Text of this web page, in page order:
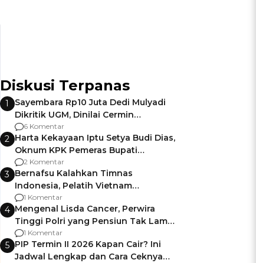
Diskusi Terpanas
1
Sayembara Rp10 Juta Dedi Mulyadi
Dikritik UGM, Dinilai Cermin
Gagalnya Negara Jamin Keamanan
6 Komentar
2 Harta Kekayaan Iptu Setya Budi Dias,
Oknum KPK Pemeras Bupati
Pemalang
2 Komentar
3 Bernafsu Kalahkan Timnas
Indonesia, Pelatih Vietnam
Berencana Pakai Jimat di Pakansari
1 Komentar
4 Mengenal Lisda Cancer, Perwira
Tinggi Polri yang Pensiun Tak Lama
Usai Jadi Brigjen
1 Komentar
5 PIP Termin II 2026 Kapan Cair? Ini
Jadwal Lengkap dan Cara Ceknya